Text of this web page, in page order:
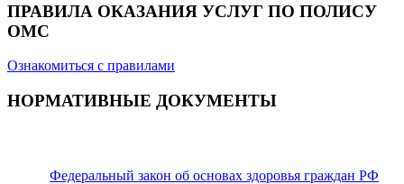
ПРАВИЛА ОКАЗАНИЯ УСЛУГ ПО ПОЛИСУ
ОМС
Ознакомиться с правилами
НОРМАТИВНЫЕ ДОКУМЕНТЫ
Федеральный закон об основах здоровья граждан РФ